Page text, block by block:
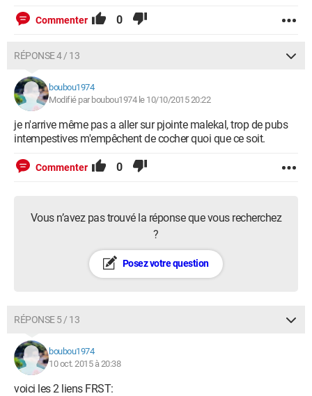
Commenter 0
RÉPONSE 4 / 13
boubou1974
Modifié par boubou1974 le 10/10/2015 20:22
je n'arrive même pas a aller sur pjointe malekal, trop de pubs
intempestives m'empêchent de cocher quoi que ce soit.
Commenter 0
Vous n’avez pas trouvé la réponse que vous recherchez
?
Posez votre question
RÉPONSE 5 / 13
boubou1974
10 oct. 2015 à 20:38
voici les 2 liens FRST: